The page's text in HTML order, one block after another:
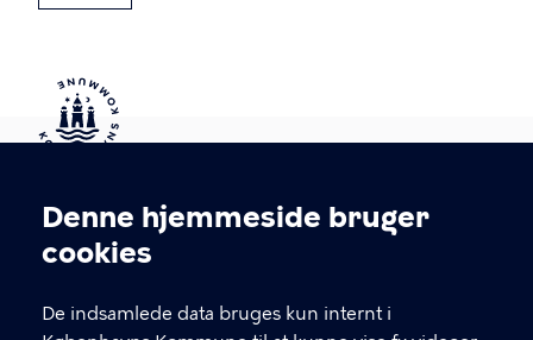
Cookieindstillinger
Denne hjemmeside bruger
cookies
De indsamlede data bruges kun internt i
Kontakt Københavns Kommune
T
fFind andre kontakter her